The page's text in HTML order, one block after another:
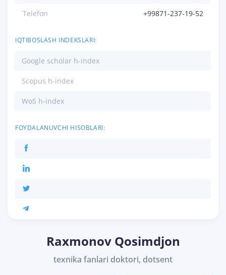
Telefon +99871-237-19-52
IQTIBOSLASH INDEKSLARI:
Google scholar h-index
Scopus h-index
WoS h-index
FOYDALANUVCHI HISOBLARI:
Raxmonov Qosimdjon
texnika fanlari doktori, dotsent